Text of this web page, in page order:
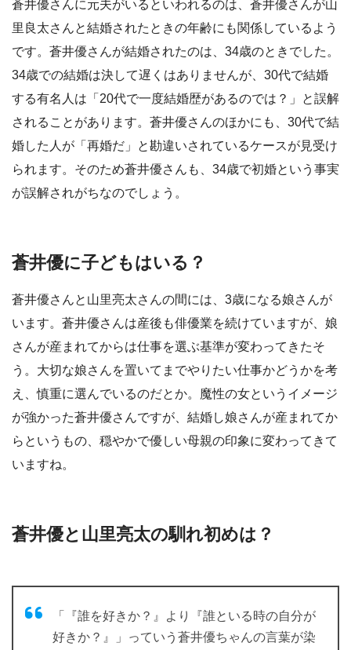
蒼井優さんに元夫がいるといわれるのは、蒼井優さんが山
里良太さんと結婚されたときの年齢にも関係しているよう
です。蒼井優さんが結婚されたのは、34歳のときでした。
34歳での結婚は決して遅くはありませんが、30代で結婚
する有名人は「20代で一度結婚歴があるのでは？」と誤解
されることがあります。蒼井優さんのほかにも、30代で結
婚した人が「再婚だ」と勘違いされているケースが見受け
られます。そのため蒼井優さんも、34歳で初婚という事実
が誤解されがちなのでしょう。
蒼井優に子どもはいる？
蒼井優さんと山里亮太さんの間には、3歳になる娘さんが
います。蒼井優さんは産後も俳優業を続けていますが、娘
さんが産まれてからは仕事を選ぶ基準が変わってきたそ
う。大切な娘さんを置いてまでやりたい仕事かどうかを考
え、慎重に選んでいるのだとか。魔性の女というイメージ
が強かった蒼井優さんですが、結婚し娘さんが産まれてか
らというもの、穏やかで優しい母親の印象に変わってきて
いますね。
蒼井優と山里亮太の馴れ初めは？
「『誰を好きか？』より『誰といる時の自分が
好きか？』」っていう蒼井優ちゃんの言葉が染